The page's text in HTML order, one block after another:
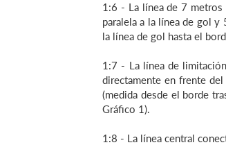
1:6 - La línea de 7 metros
paralela a la línea de gol y
la línea de gol hasta el
1:7 - La línea de
directamente en frente
(medida desde el borde
Gráfico 1).
1:8 - La línea central